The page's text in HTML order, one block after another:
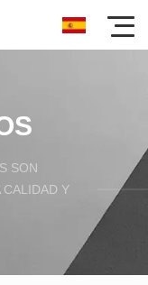
SON
CALIDAD Y